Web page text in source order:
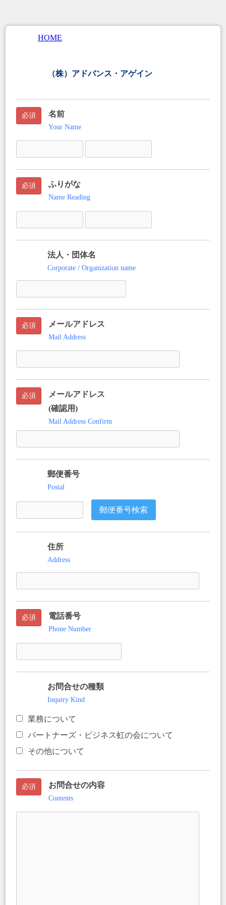
HOME
（株）アドバンス・アゲイン
必須 名前
Your Name
必須 ふりがな
Name Reading
法人・団体名
Corporate / Organization name
必須 メールアドレス
Mail Address
必須
メールアドレス
(確認用)
Mail Address Confirm
郵便番号
Postal
郵便番号検索
住所
Address
必須 電話番号
Phone Number
お問合せの種類
Inquiry Kind
業務について
パートナーズ・ビジネス虹の会について
その他について
必須 お問合せの内容
Contents